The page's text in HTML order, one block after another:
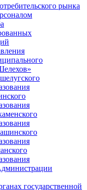
рынка
государственной